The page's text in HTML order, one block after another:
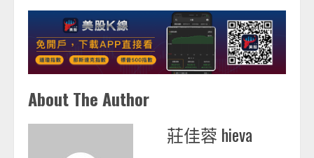
About The Author
莊佳蓉 hieva